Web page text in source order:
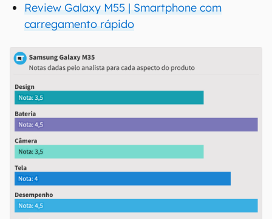
Review Galaxy M55 | Smartphone com
carregamento rápido